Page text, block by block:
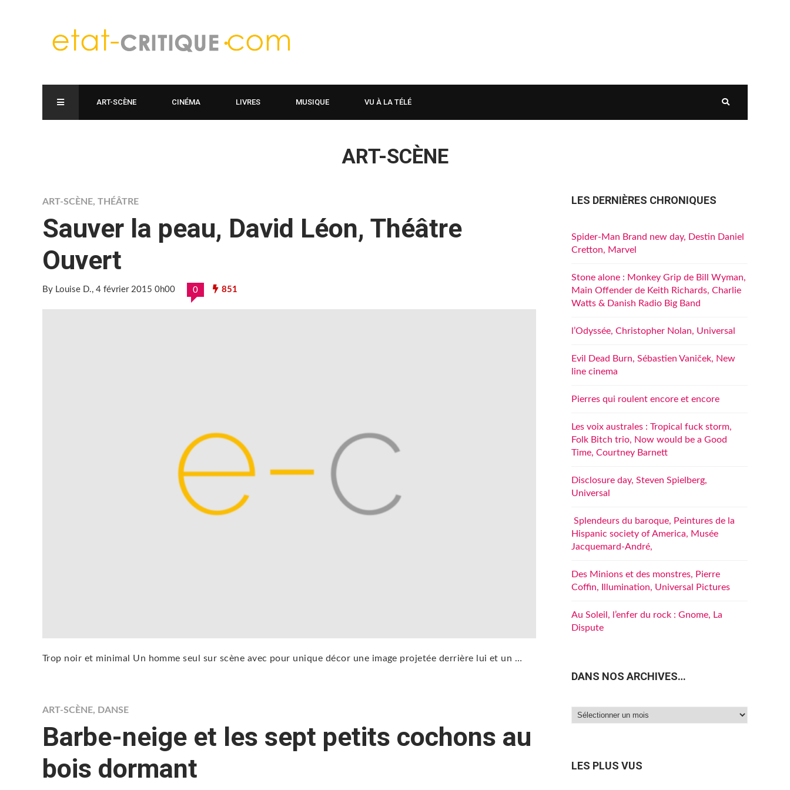
ART-SCÈNE CINÉMA LIVRES MUSIQUE VU À LA TÉLÉ
ART-SCÈNE
ART-SCÈNE, THÉÂTRE
Sauver la peau, David Léon, Théâtre
Ouvert
By Louise D., 4 février 2015 0h00 0 851
Trop noir et minimal Un homme seul sur scène avec pour unique décor une image projetée derrière lui et un …
ART-SCÈNE, DANSE
Barbe-neige et les sept petits cochons au
LES DERNIÈRES CHRONIQUES
Spider-Man Brand new day, Destin Daniel
Cretton, Marvel
Stone alone : Monkey Grip de Bill Wyman,
Main Offender de Keith Richards, Charlie
Watts & Danish Radio Big Band
l’Odyssée, Christopher Nolan, Universal
Evil Dead Burn, Sébastien Vaniček, New
line cinema
Pierres qui roulent encore et encore
Les voix australes : Tropical fuck storm,
Folk Bitch trio, Now would be a Good
Time, Courtney Barnett
Disclosure day, Steven Spielberg,
Universal
Splendeurs du baroque, Peintures de la
Hispanic society of America, Musée
Jacquemard-André,
Des Minions et des monstres, Pierre
Coffin, Illumination, Universal Pictures
Au Soleil, l’enfer du rock : Gnome, La
Dispute
DANS NOS ARCHIVES…
Dans
LES PLUS VUS